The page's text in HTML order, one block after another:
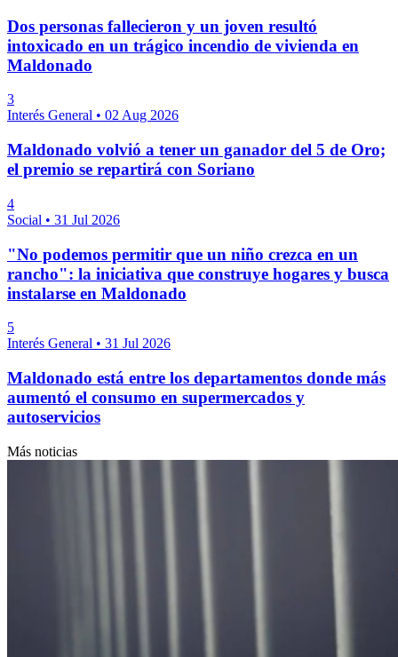
Dos personas fallecieron y un joven resultó
intoxicado en un trágico incendio de vivienda en
Maldonado
3
Interés General • 02 Aug 2026
Maldonado volvió a tener un ganador del 5 de Oro;
el premio se repartirá con Soriano
4
Social • 31 Jul 2026
"No podemos permitir que un niño crezca en un
rancho": la iniciativa que construye hogares y busca
instalarse en Maldonado
5
Interés General • 31 Jul 2026
Maldonado está entre los departamentos donde más
aumentó el consumo en supermercados y
autoservicios
Más noticias